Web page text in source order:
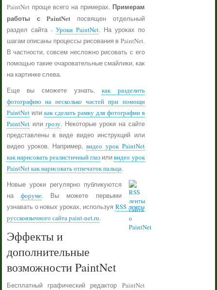
PaintNet проще всего на примерах. Примерам
работы с PaintNet посвящен отдельный
раздел сайта -Уроки PaintNet. На уроках по
шагам описаны процессы рисования в PaintNet.
В частности, совсем несложно рисовать с его
помощью такие очаровательные смайлики, как
на картинке слева.
Еще вы сможете узнать,как разделить
фотографию на несколько частей при помощи
PaintNetили как сделать рамку для фотографии в
PaintNetилигрозу. Некоторые уроки на сайте
представлены в виде видео инструкций или
видео уроков. Например, видео урок PaintNet
как нарисовать реалистичный глаз иливидео урок
PaintNet как нарисовать отпечаток пальца.
Новые уроки регулярно публикуются
нафоруме. Вы можете первыми
узнавать о новых уроках, используя RSS ленты
русскоязычного сайта paint-net.ru.
Эффекты и
дополнительные
возможности PaintNet
Бесплатный графический редактор PaintNet